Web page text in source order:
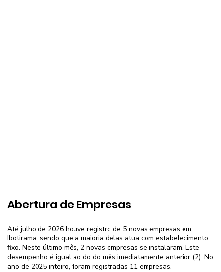
Abertura de Empresas
Até julho de 2026 houve registro de 5 novas empresas em
Ibotirama, sendo que a maioria delas atua com estabelecimento
fixo. Neste último mês, 2 novas empresas se instalaram. Este
desempenho é igual ao do do mês imediatamente anterior (2). No
ano de 2025 inteiro, foram registradas 11 empresas.